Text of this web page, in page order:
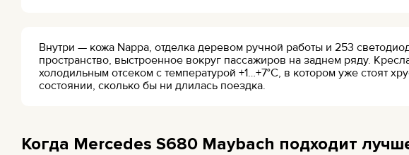
Внутри — кожа Nappa, отделка деревом ручной работы и 253
пространство, выстроенное вокруг пассажиров на заднем ряду.
холодильным отсеком с температурой +1…+7°C, в котором уже стоят
состоянии, сколько бы ни длилась поездка.
Когда Mercedes S680 Maybach подходит